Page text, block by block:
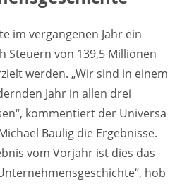
im vergangenen Jahr ein
Steuern von 139,5 Millionen
werden. „Wir sind in einem
Jahr in allen drei
kommentiert der Universa
Baulig die Ergebnisse.
vom Vorjahr ist dies das
hob